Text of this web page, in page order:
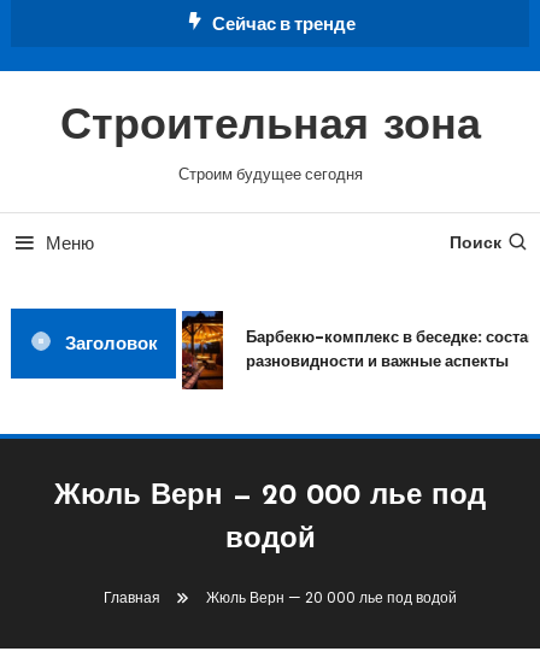
Сейчас в тренде
Строительная зона
Строим будущее сегодня
Меню Поиск
Заголовок
Барбекю-комплекс в беседке: состав,
разновидности и важные аспекты
Жюль Верн — 20 000 лье под
водой
Главная Жюль Верн — 20 000 лье под водой